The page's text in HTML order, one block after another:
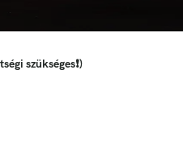
szükséges❗)